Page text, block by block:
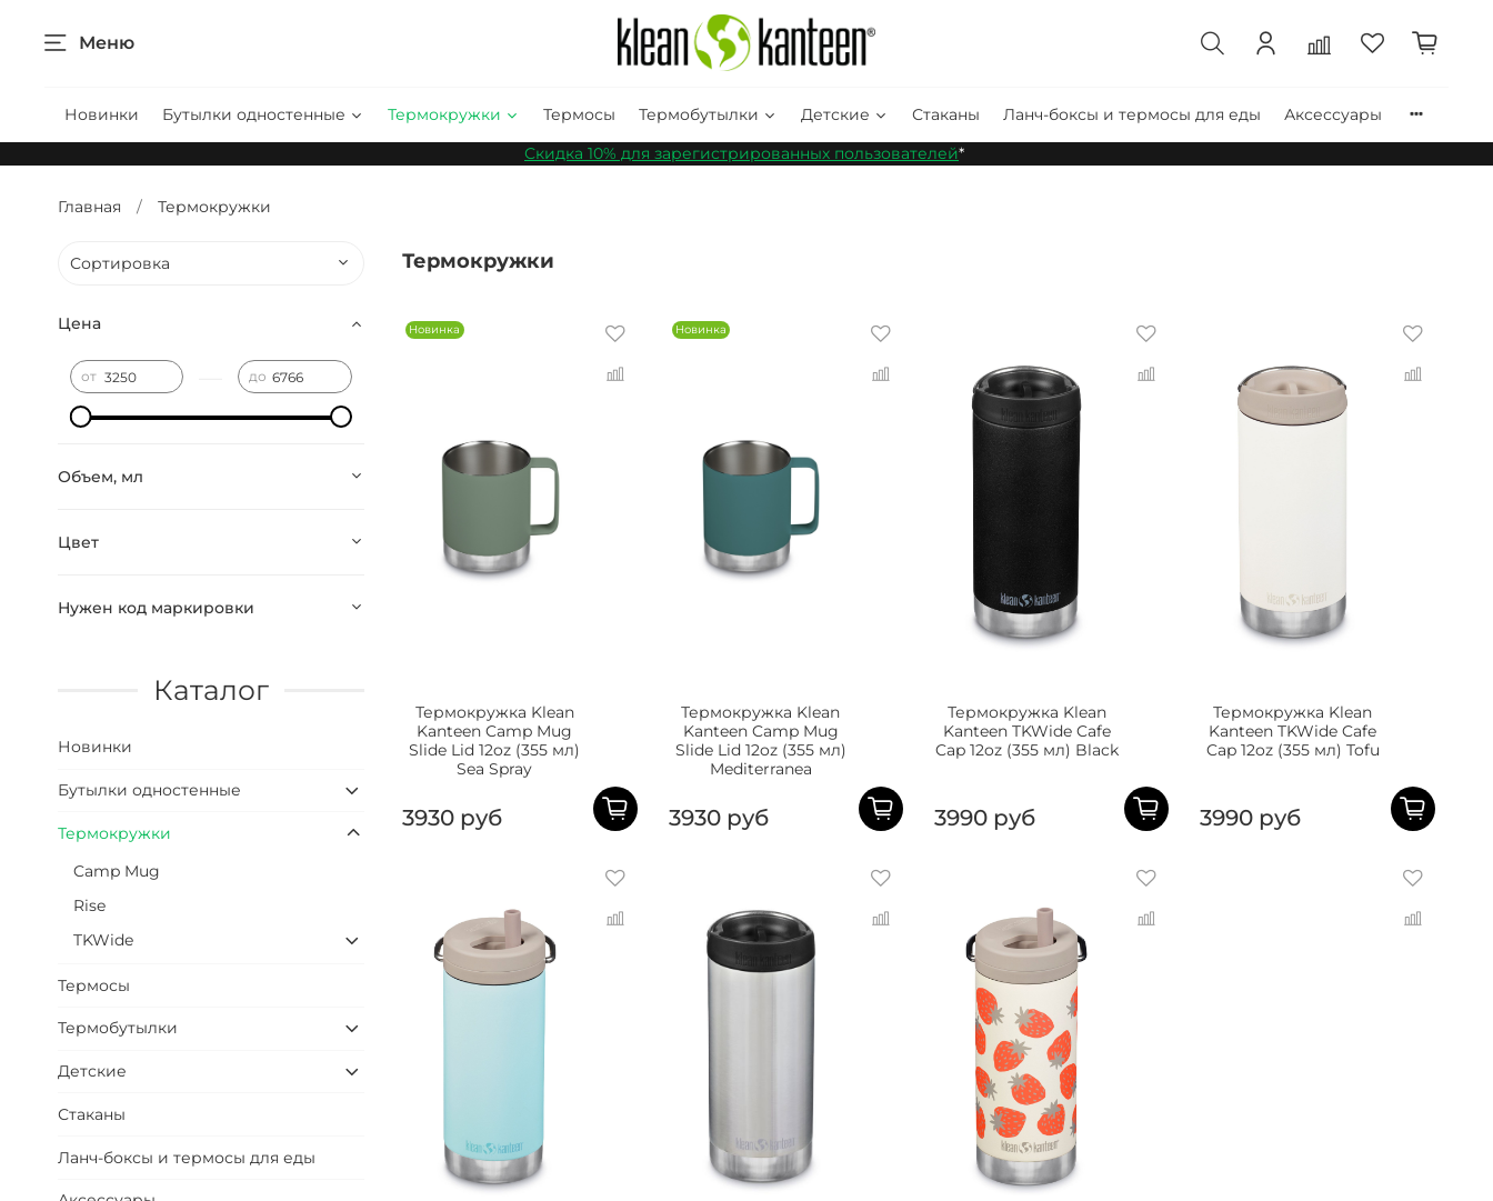
Меню
Новинки Бутылки одностенные Термокружки Термосы Термобутылки Детские Стаканы Ланч-боксы и термосы для еды
Аксессуары
Скидка 10% для зарегистрированных пользователей*
Главная Термокружки
Термокружки
Новинка
Термокружка Klean
Kanteen Camp Mug
Slide Lid 12oz (355 мл)
Sea Spray
3930 руб
Новинка
Термокружка Klean
Kanteen Camp Mug
Slide Lid 12oz (355 мл)
Mediterranea
3930 руб
Термокружка Klean
Kanteen TKWide Cafe
Cap 12oz (355 мл) Black
3990 руб
Термокружка Klean
Kanteen TKWide Cafe
Cap 12oz (355 мл) Tofu
3990 руб
Цена
от до
Объем, мл
Цвет
Нужен код маркировки
Каталог
Новинки
Бутылки одностенные
Термокружки
Camp Mug
Rise
TKWide
Термосы
Термобутылки
Детские
Стаканы
Ланч-боксы и термосы для еды